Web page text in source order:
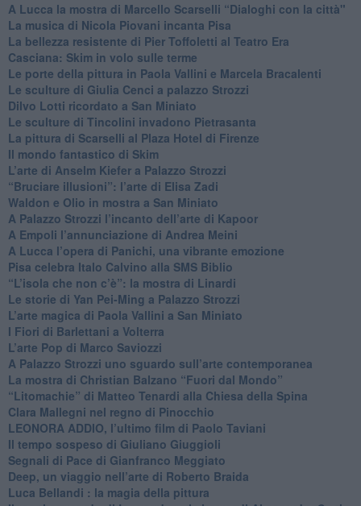
A Lucca la mostra di Marcello Scarselli “Dialoghi con la città"
​La musica di Nicola Piovani incanta Pisa
​La bellezza resistente di Pier Toffoletti al Teatro Era
​Casciana: Skim in volo sulle terme
​Le porte della pittura in Paola Vallini e Marcela Bracalenti
​Le sculture di Giulia Cenci a palazzo Strozzi
​Dilvo Lotti ricordato a San Miniato
​Le sculture di Tincolini invadono Pietrasanta
La pittura di Scarselli al Plaza Hotel di Firenze
​Il mondo fantastico di Skim
​L’arte di Anselm Kiefer a Palazzo Strozzi
​“Bruciare illusioni”: l’arte di Elisa Zadi
​Waldon e Olio in mostra a San Miniato
​A Palazzo Strozzi l’incanto dell’arte di Kapoor
​A Empoli l’annunciazione di Andrea Meini
A Lucca l’opera di Panichi, una vibrante emozione
Pisa celebra Italo Calvino alla SMS Biblio
“L’isola che non c’è”: la mostra di Linardi
​Le storie di Yan Pei-Ming a Palazzo Strozzi
​L’arte magica di Paola Vallini a San Miniato
​I Fiori di Barlettani a Volterra
​L’arte Pop di Marco Saviozzi
​A Palazzo Strozzi uno sguardo sull’arte contemporanea
La mostra di Christian Balzano “Fuori dal Mondo”
​“Litomachie” di Matteo Tenardi alla Chiesa della Spina
​Clara Mallegni nel regno di Pinocchio
​LEONORA ADDIO, l’ultimo film di Paolo Taviani
Il tempo sospeso di Giuliano Giuggioli
Segnali di Pace di Gianfranco Meggiato
​Deep, un viaggio nell’arte di Roberto Braida
​Luca Bellandi : la magia della pittura